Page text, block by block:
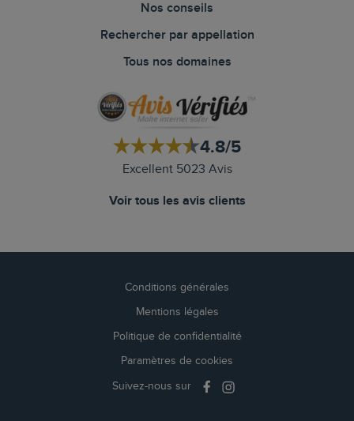
Nos conseils
Rechercher par appellation
Tous nos domaines
4.8/5
Excellent 5023 Avis
Voir tous les avis clients
Conditions générales
Mentions légales
Politique de confidentialité
Paramètres de cookies
Suivez-nous sur